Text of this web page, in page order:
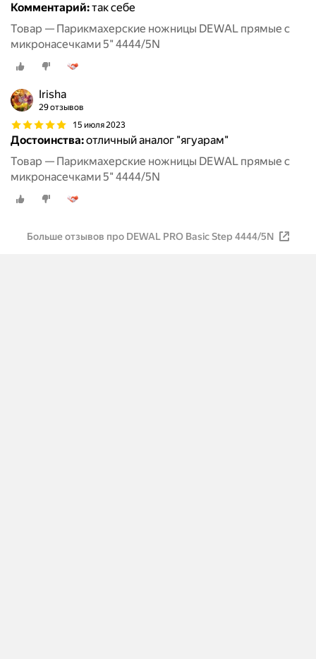
Комментарий:так себе
Товар — Парикмахерские ножницы DEWAL прямые с
микронасечками 5" 4444/5N
Irisha
29 отзывов
15 июля 2023
Достоинства:отличный аналог "ягуарам"
Товар — Парикмахерские ножницы DEWAL прямые с
микронасечками 5" 4444/5N
Больше отзывов про DEWAL PRO Basic Step 4444/5N